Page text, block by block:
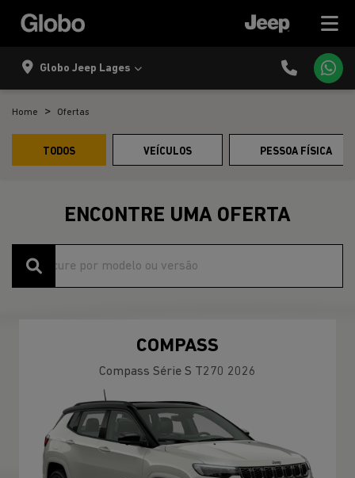
Globo Jeep Lages
Home Ofertas
TODOS VEÍCULOS PESSOA FÍSICA
ENCONTRE UMA OFERTA
COMPASS
Compass Série S T270 2026